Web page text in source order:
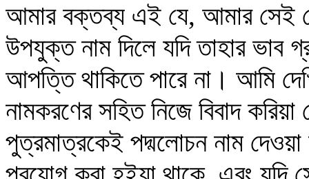
আমার বক্তব্য এই যে, আমার সেই
উপযুক্ত নাম দিলে যদি তাহার ভাব
আপত্তি থাকিতে পারে না। আমি
নামকরণের সহিত নিজে বিবাদ
পুত্রমাত্রকেই পদ্মলোচন নাম